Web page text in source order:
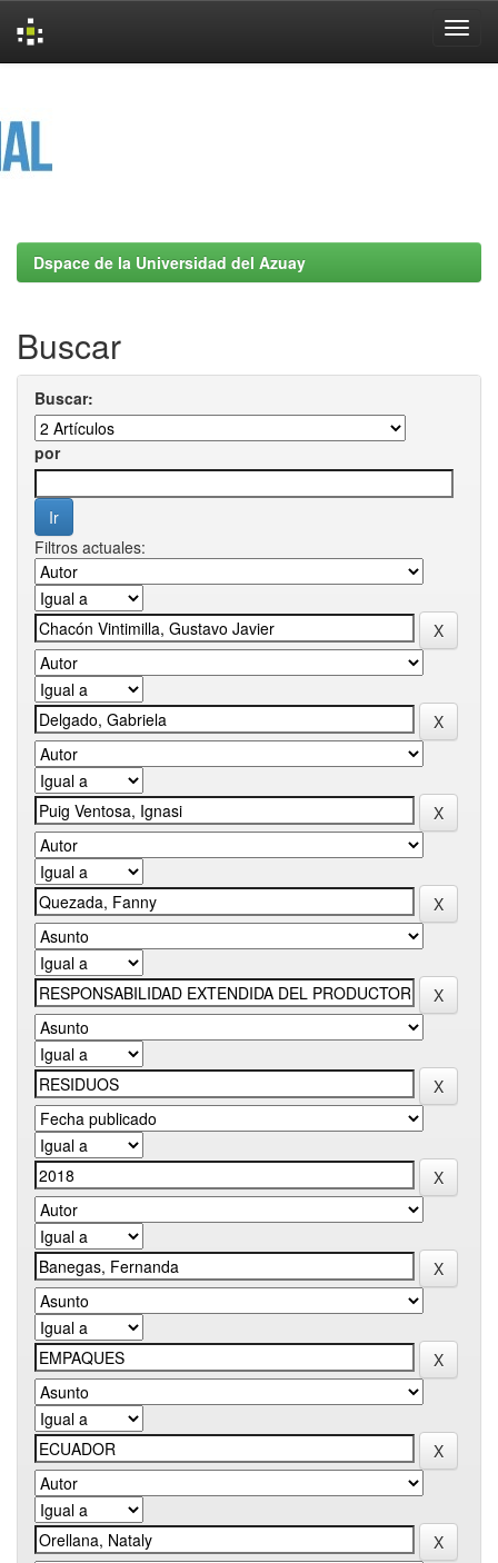
Dspace de la Universidad del Azuay
Buscar
Buscar:
por
Filtros actuales: